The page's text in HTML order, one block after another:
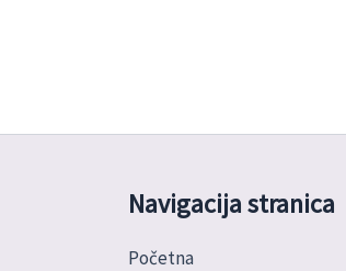
Navigacija stranica
Početna